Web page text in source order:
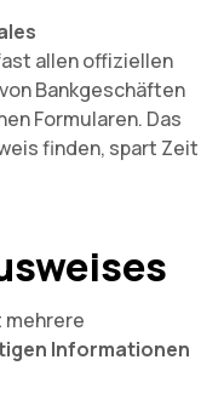
allen offiziellen
Bankgeschäften
Formularen. Das
finden, spart Zeit
mehrere
Informationen